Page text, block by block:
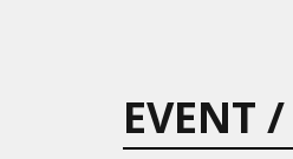
EVENT